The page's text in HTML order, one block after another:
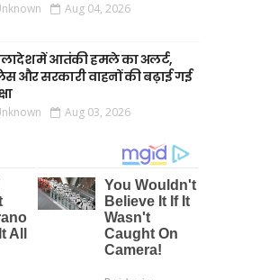
Aug 04, 2026
में आतंकी हमले का अलर्ट,
और सरकारी वाहनों की बढ़ाई गई
Aug 03, 2026